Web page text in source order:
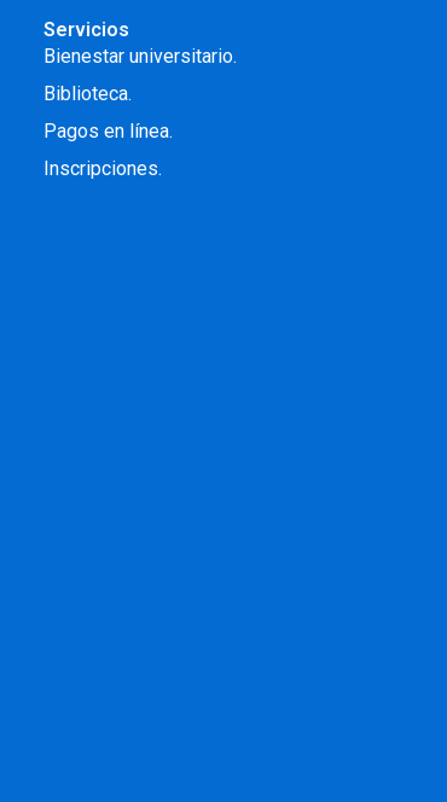
Servicios
Bienestar universitario.
Biblioteca.
Pagos en línea.
Inscripciones.